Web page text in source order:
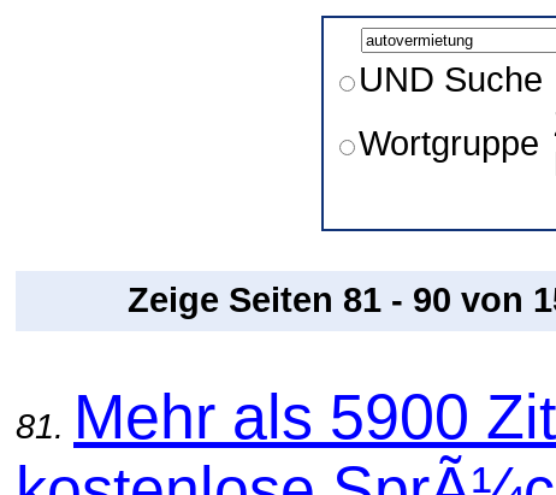
UND Suche
Wortgruppe
Zeige Seiten 81 - 90 von
81. Mehr als 5900